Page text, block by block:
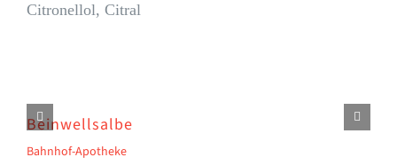
Citronellol, Citral
Beinwellsalbe
Bahnhof-Apotheke